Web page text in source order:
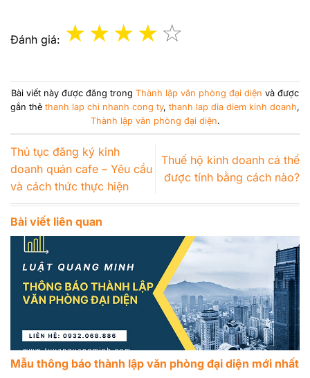
Đánh giá:
Bài viết này được đăng trong Thành lập văn phòng đại diện và được
gắn thẻ thanh lap chi nhanh cong ty, thanh lap dia diem kinh doanh,
Thành lập văn phòng đại diện.
Thủ tục đăng ký kinh
doanh quán cafe – Yêu cầu
và cách thức thực hiện
Thuế hộ kinh doanh cá thể
được tính bằng cách nào?
Bài viết liên quan
Mẫu thông báo thành lập văn phòng đại diện mới nhất